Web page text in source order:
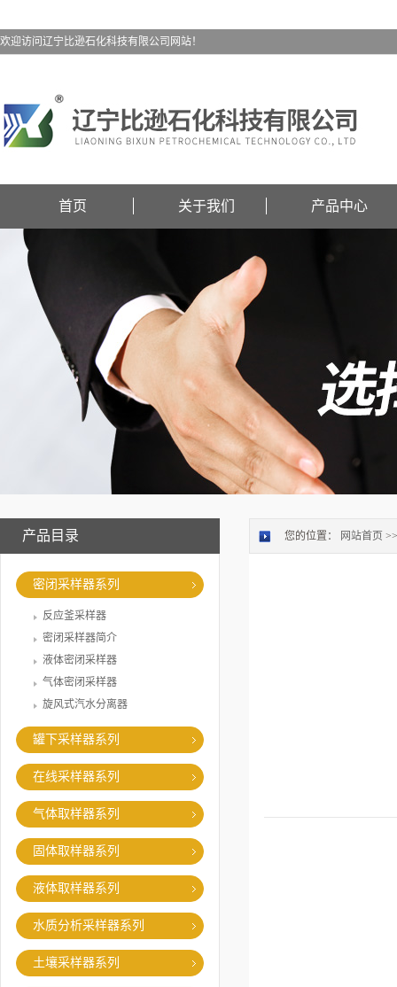
欢迎访问辽宁比逊石化科技有限公司网站！
首页 关于我们 产品中心
产品目录
密闭采样器系列
反应釜采样器
密闭采样器简介
液体密闭采样器
气体密闭采样器
旋风式汽水分离器
罐下采样器系列
在线采样器系列
气体取样器系列
固体取样器系列
液体取样器系列
水质分析采样器系列
土壤采样器系列
您的位置： 网站首页